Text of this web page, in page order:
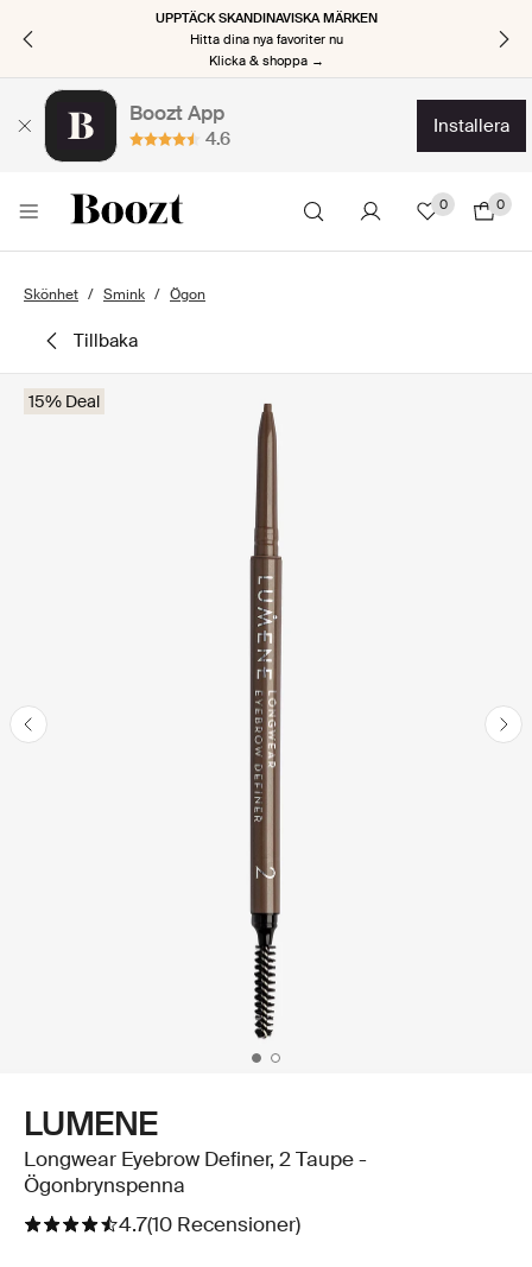
UPPTÄCK SKANDINAVISKA MÄRKEN
Hitta dina nya favoriter nu
Klicka & shoppa →
Boozt App
4.6
installera
0 0
Skönhet Smink Ögon
tillbaka
15% Deal
LUMENE
Longwear Eyebrow Definer, 2 Taupe -
Ögonbrynspenna
4.7(10 Recensioner)